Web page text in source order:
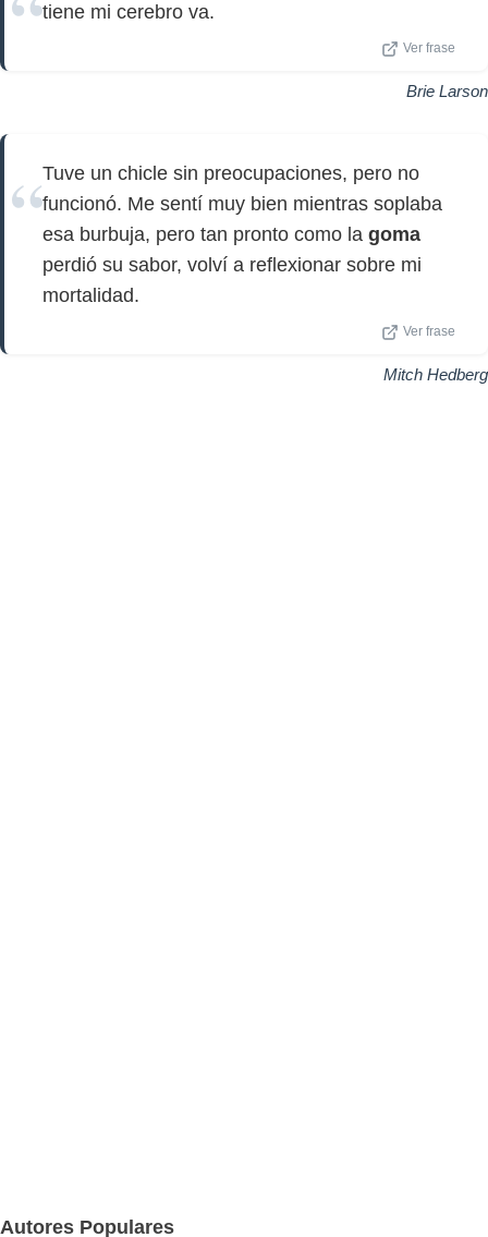
tiene mi cerebro va.
Ver frase
Brie Larson
Tuve un chicle sin preocupaciones, pero no
funcionó. Me sentí muy bien mientras soplaba
esa burbuja, pero tan pronto como la goma
perdió su sabor, volví a reflexionar sobre mi
mortalidad.
Ver frase
Mitch Hedberg
Autores Populares